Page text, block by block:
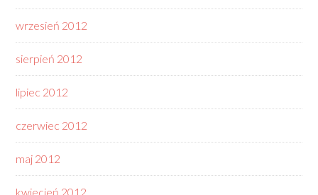
wrzesień 2012
sierpień 2012
lipiec 2012
czerwiec 2012
maj 2012
kwiecień 2012